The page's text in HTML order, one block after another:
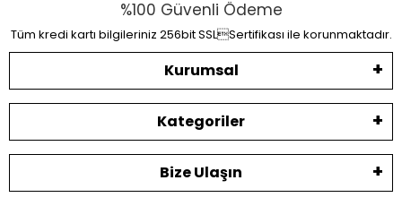
%100 Güvenli Ödeme
Tüm kredi kartı bilgileriniz 256bit SSLSertifikası ile korunmaktadır.
Kurumsal
Kategoriler
Bize Ulaşın